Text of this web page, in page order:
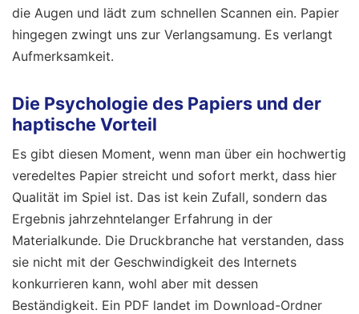
die Augen und lädt zum schnellen Scannen ein. Papier
hingegen zwingt uns zur Verlangsamung. Es verlangt
Aufmerksamkeit.
Die Psychologie des Papiers und der
haptische Vorteil
Es gibt diesen Moment, wenn man über ein hochwertig
veredeltes Papier streicht und sofort merkt, dass hier
Qualität im Spiel ist. Das ist kein Zufall, sondern das
Ergebnis jahrzehntelanger Erfahrung in der
Materialkunde. Die Druckbranche hat verstanden, dass
sie nicht mit der Geschwindigkeit des Internets
konkurrieren kann, wohl aber mit dessen
Beständigkeit. Ein PDF landet im Download-Ordner